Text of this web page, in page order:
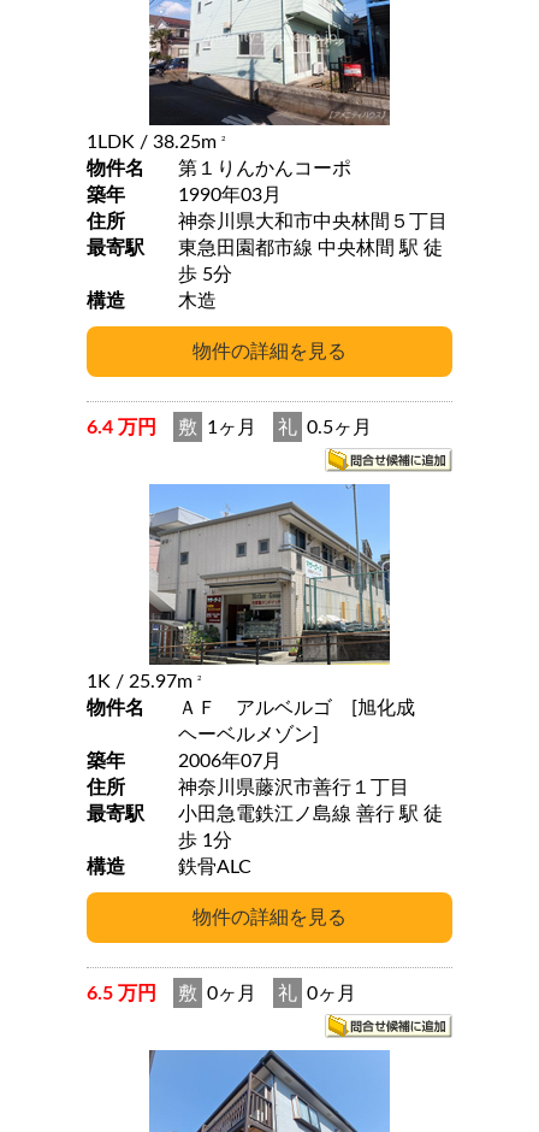
1LDK / 38.25m 2
物件名
第１りんかんコーポ
築年
1990年03月
住所
神奈川県大和市中央林間５丁目
最寄駅
東急田園都市線 中央林間 駅 徒
歩 5分
構造
木造
6.4 万円 敷 1ヶ月 礼 0.5ヶ月
1K / 25.97m 2
物件名
ＡＦ アルベルゴ [旭化成
ヘーベルメゾン]
築年
2006年07月
住所
神奈川県藤沢市善行１丁目
最寄駅
小田急電鉄江ノ島線 善行 駅 徒
歩 1分
構造
鉄骨ALC
6.5 万円 敷 0ヶ月 礼 0ヶ月